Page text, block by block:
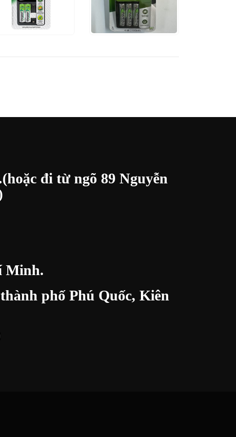
280.000₫
THÊM VÀO GIỎ HÀNG
NHANH
490.000₫
THÊM VÀO GIỎ HÀNG
XEM NHANH
đi từ ngõ 89 Nguyễn
Minh.
phố Phú Quốc, Kiên